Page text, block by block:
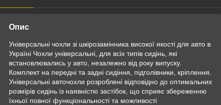
Опис
Універсальні чохли зі шкірозамінника високої якості для авто в
Україні Чохли універсальні, для всіх типів сидінь, які
встановлювались у авто, незалежно від року випуску.
Комплект на передні та задні сидіння, підголівники, кріплення.
Універсальні авточохли розроблені відповідно до оптимальних
розмірів сидінь із наявністю застібок, що сприяє збереженню
їхньої повної функціональності та можливості